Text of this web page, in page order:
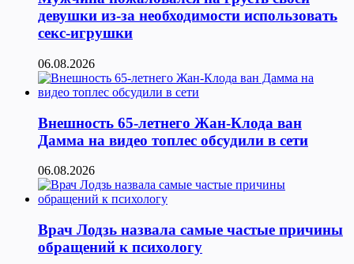
девушки из-за необходимости использовать
секс-игрушки
06.08.2026
Внешность 65-летнего Жан-Клода ван
Дамма на видео топлес обсудили в сети
06.08.2026
Врач Лодзь назвала самые частые причины
обращений к психологу